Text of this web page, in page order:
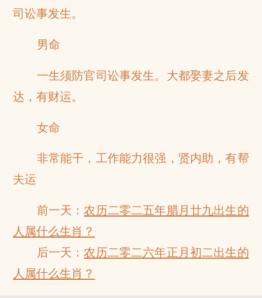
司讼事发生。
男命
一生须防官司讼事发生。大都娶妻之后发
达，有财运。
女命
非常能干，工作能力很强，贤内助，有帮
夫运
前一天：农历二零二五年腊月廿九出生的
人属什么生肖？
后一天：农历二零二六年正月初二出生的
人属什么生肖？